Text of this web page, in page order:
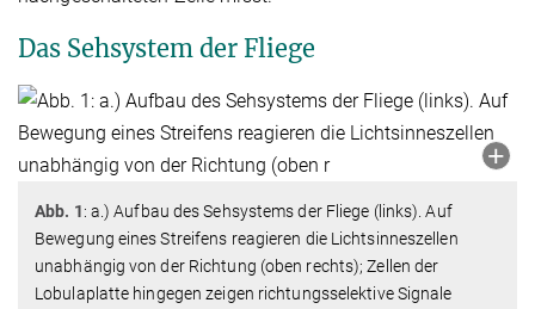
Das Sehsystem der Fliege
Abb. 1: a.) Aufbau des Sehsystems der Fliege (links). Auf
Bewegung eines Streifens reagieren die Lichtsinneszellen
unabhängig von der Richtung (oben rechts); Zellen der
Lobulaplatte hingegen zeigen richtungsselektive Signale